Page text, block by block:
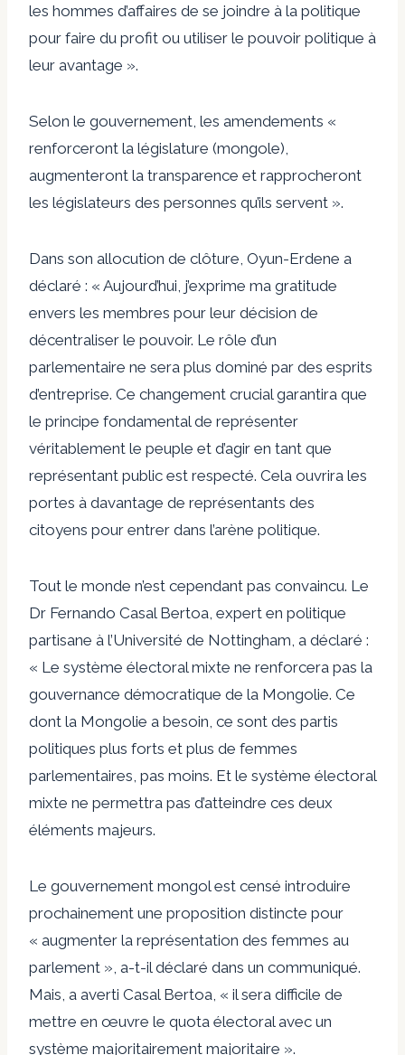
les hommes d’affaires de se joindre à la politique
pour faire du profit ou utiliser le pouvoir politique à
leur avantage ».
Selon le gouvernement, les amendements «
renforceront la législature (mongole),
augmenteront la transparence et rapprocheront
les législateurs des personnes qu’ils servent ».
Dans son allocution de clôture, Oyun-Erdene a
déclaré : « Aujourd’hui, j’exprime ma gratitude
envers les membres pour leur décision de
décentraliser le pouvoir. Le rôle d’un
parlementaire ne sera plus dominé par des esprits
d’entreprise. Ce changement crucial garantira que
le principe fondamental de représenter
véritablement le peuple et d’agir en tant que
représentant public est respecté. Cela ouvrira les
portes à davantage de représentants des
citoyens pour entrer dans l’arène politique.
Tout le monde n’est cependant pas convaincu. Le
Dr Fernando Casal Bertoa, expert en politique
partisane à l’Université de Nottingham, a déclaré :
« Le système électoral mixte ne renforcera pas la
gouvernance démocratique de la Mongolie. Ce
dont la Mongolie a besoin, ce sont des partis
politiques plus forts et plus de femmes
parlementaires, pas moins. Et le système électoral
mixte ne permettra pas d’atteindre ces deux
éléments majeurs.
Le gouvernement mongol est censé introduire
prochainement une proposition distincte pour
« augmenter la représentation des femmes au
parlement », a-t-il déclaré dans un communiqué.
Mais, a averti Casal Bertoa, « il sera difficile de
mettre en œuvre le quota électoral avec un
système majoritairement majoritaire ».